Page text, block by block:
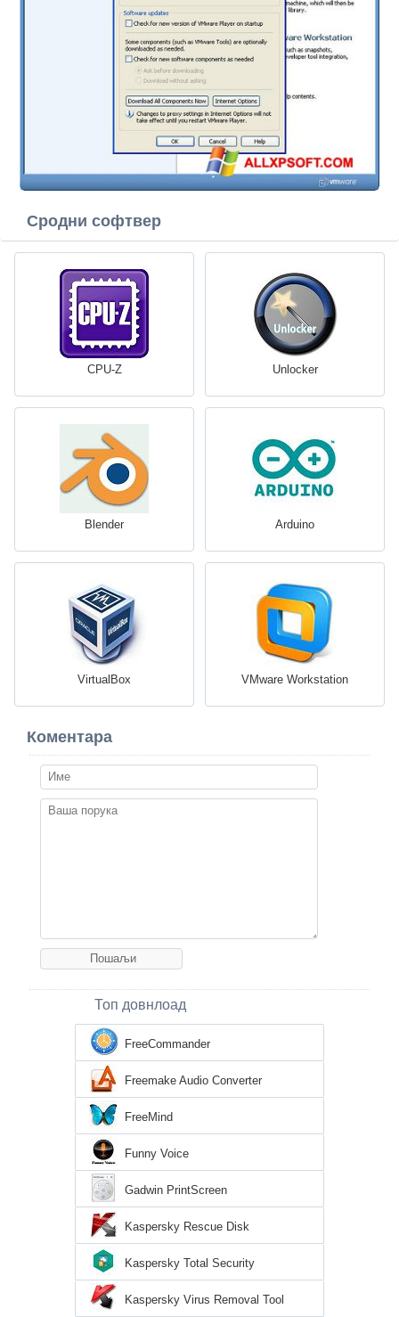
Сродни софтвер
CPU-Z Unlocker
Blender Arduino
VirtualBox VMware Workstation
Коментара
Топ довнлоад
FreeCommander
Freemake Audio Converter
FreeMind
Funny Voice
Gadwin PrintScreen
Kaspersky Rescue Disk
Kaspersky Total Security
Kaspersky Virus Removal Tool